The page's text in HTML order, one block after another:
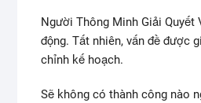
Người Thông Minh Giải Quyết
động. Tất nhiên, vấn đề được
chỉnh kế hoạch.
Sẽ không có thành công nào